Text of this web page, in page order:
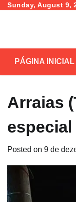
SkipSunday, August 9,
PÁGINA INICIAL
Arraias
Posted on 9 de